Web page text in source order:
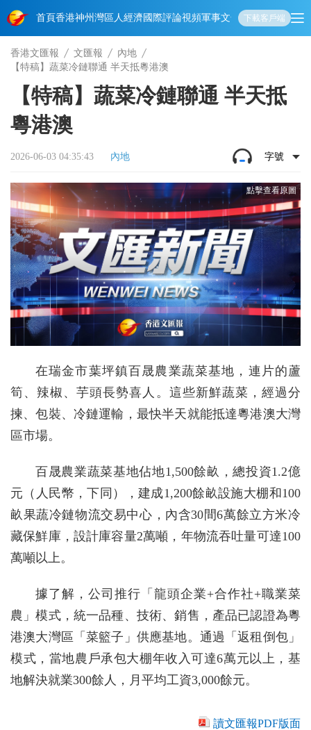
首頁香港神州 灣區人經濟國際評論視頻軍事文化 娛樂生活教育體
下載客戶端
香港文匯報 文匯報
內地
【特稿】蔬菜冷鏈聯通 半天抵粵港澳
【特稿】蔬菜冷鏈聯通 半天抵
粵港澳
2026-06-03 04:35:43 內地 字號
在瑞金市葉坪鎮百晟農業蔬菜基地，連片的蘆
筍、辣椒、芋頭長勢喜人。這些新鮮蔬菜，經過分
揀、包裝、冷鏈運輸，最快半天就能抵達粵港澳大灣
區市場。
百晟農業蔬菜基地佔地1,500餘畝，總投資1.2億
元（人民幣，下同），建成1,200餘畝設施大棚和100
畝果蔬冷鏈物流交易中心，內含30間6萬餘立方米冷
藏保鮮庫，設計庫容量2萬噸，年物流吞吐量可達100
萬噸以上。
據了解，公司推行「龍頭企業+合作社+職業菜
農」模式，統一品種、技術、銷售，產品已認證為粵
港澳大灣區「菜籃子」供應基地。通過「返租倒包」
模式，當地農戶承包大棚年收入可達6萬元以上，基
地解決就業300餘人，月平均工資3,000餘元。
讀文匯報PDF版面